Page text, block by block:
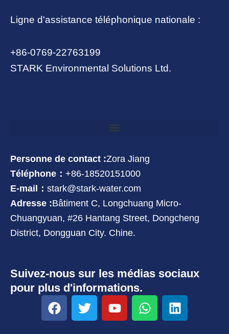
Ligne d'assistance téléphonique nationale :
+86-0769-22763199
STARK Environmental Solutions Ltd.
Personne de contact :Zora Jiang
Téléphone： +86-18520151000
E-mail： stark@stark-water.com
Adresse :Bâtiment C, Longchuang Micro-
Chuangyuan, #26 Hantang Street, Dongcheng
District, Dongguan City. Chine.
Suivez-nous sur les médias sociaux
pour plus d'informations.
F
a
T
w
Y
o
W
h
L
i